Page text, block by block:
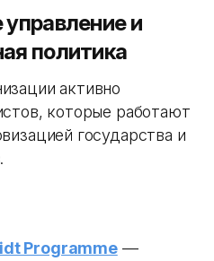
и
политика
активно
которые работают
государства и
Programme—